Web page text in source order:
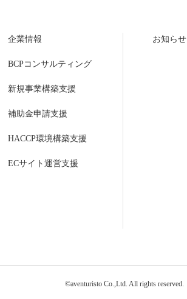
企業情報
BCPコンサルティング
新規事業構築支援
補助金申請支援
HACCP環境構築支援
ECサイト運営支援
お知らせ
©aventuristo Co.,Ltd. All rights reserved.